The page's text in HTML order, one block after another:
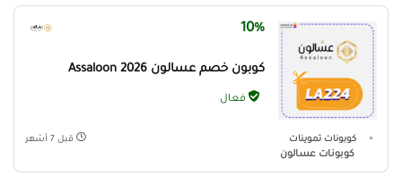
10%
كوبون خصم عسالون Assaloon 2026
فعال
كوبونات تموينات
كوبونات عسالون
قبل 7 أشهر